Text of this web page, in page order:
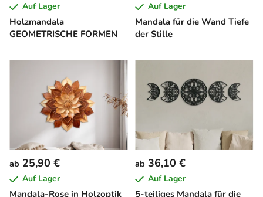
Holzmandala
GEOMETRISCHE FORMEN
Auf Lager
Mandala für die Wand Tiefe
der Stille
Auf Lager
Mandala-Rose in Holzoptik
ab 25,90 €
Auf Lager
5-teiliges Mandala für die
ab 36,10 €
Auf Lager